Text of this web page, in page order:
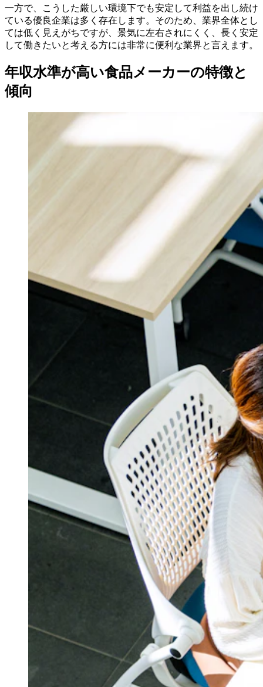
一方で、こうした厳しい環境下でも安定して利益を出し続け
ている優良企業は多く存在します。そのため、業界全体とし
ては低く見えがちですが、景気に左右されにくく、長く安定
して働きたいと考える方には非常に便利な業界と言えます。
年収水準が高い食品メーカーの特徴と
傾向